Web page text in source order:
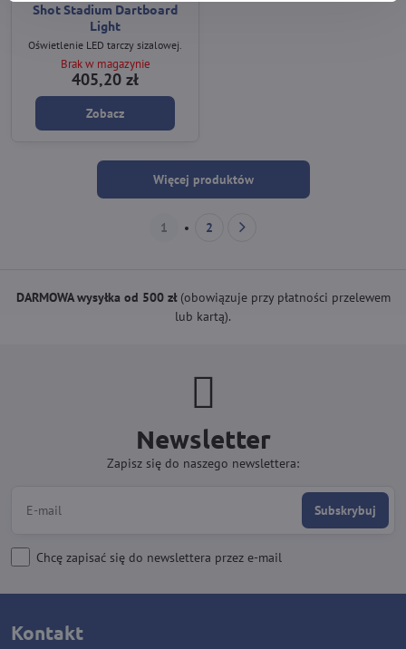
Shot Stadium Dartboard
Light
Oświetlenie LED tarczy sizalowej.
Brak w magazynie
405,20 zł
Zobacz
Więcej produktów
1 2
DARMOWA wysyłka od 500 zł(obowiązuje przy płatności przelewem
lub kartą).
Newsletter
Zapisz się do naszego newslettera:
Subskrybuj
Chcę zapisać się do newslettera przez e-mail
Kontakt